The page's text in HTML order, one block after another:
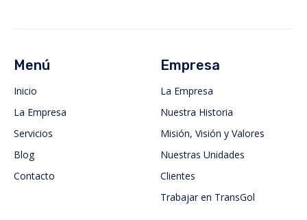
Menú
Inicio
La Empresa
Servicios
Blog
Contacto
Empresa
La Empresa
Nuestra Historia
Misión, Visión y Valores
Nuestras Unidades
Clientes
Trabajar en TransGol